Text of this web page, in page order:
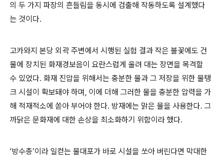
의 두 가지 파장의 흔들림을 동시에 검출해 작동하도록 설계했다
는 것이다.
고카와지 본당 외곽 주변에서 시행된 실험 결과 작은 불꽃에도 건
물에 장치된 화재경보음이 요란스럽게 울려 대는 장면을 목격할
수 있었다. 화재 진압을 위해서는 충분한 물과 그 저장을 위한 물탱
크 시설이 확보돼야 하며, 이에 더해 그러한 물을 충분한 압력을 가
해 적재적소에 쏟아 부어야 한다. 방재에는 맑은 물을 사용한다. 그
까닭은 문화재에 대한 손상을 최소화하기 위함이라 했다.
‘방수총’이라 일컫는 물대포가 바로 시설을 쏘아 버린다면 막대한